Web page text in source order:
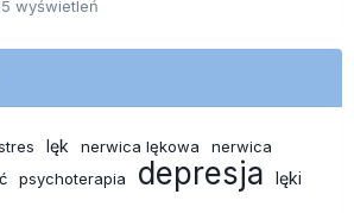
wyświetleń
lęk nerwica lękowa
nerwica
psychoterapia depresja lęki